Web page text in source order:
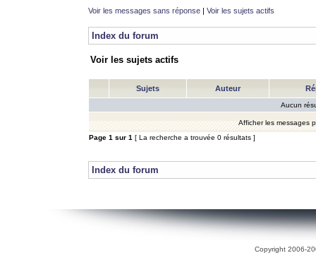
Voir les messages sans réponse | Voir les sujets actifs
Index du forum
Voir les sujets actifs
Sujets Auteur
Aucun
Afficher les messages
Page 1 sur 1 [ La recherche a trouvée 0 résultats ]
Index du forum
Copyright 2006-